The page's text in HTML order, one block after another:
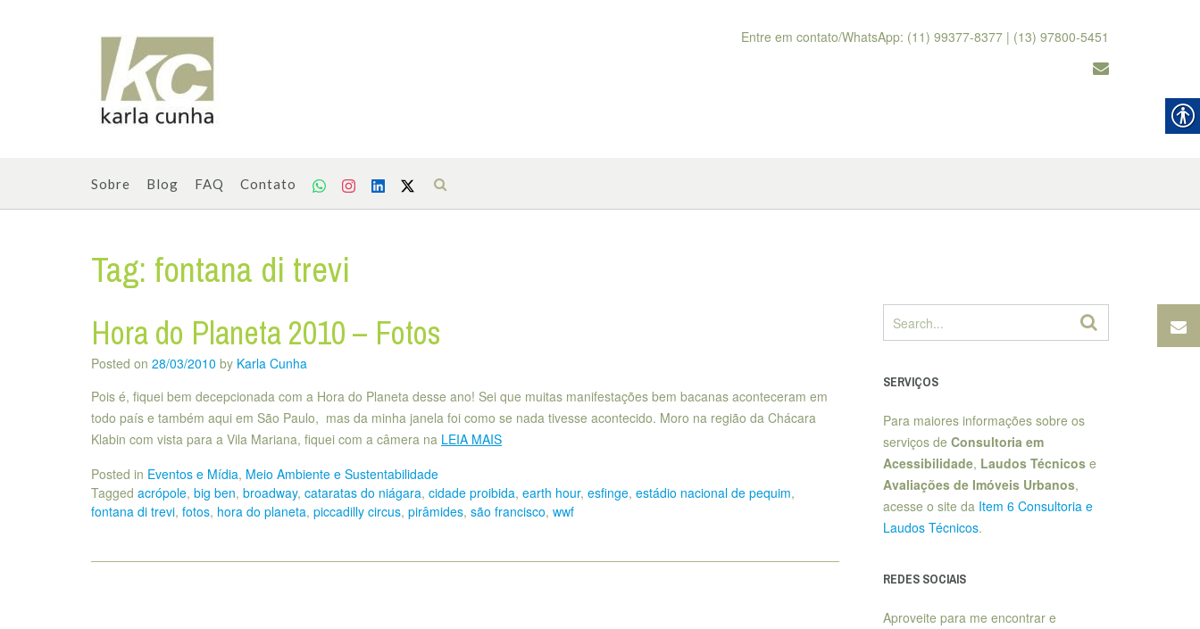
Entre em contato/WhatsApp: (11) 99377-8377 | (13) 97800-5451
Sobre Blog FAQ Contato
Tag: fontana di trevi
Hora do Planeta 2010 – Fotos
Posted on 28/03/2010 by Karla Cunha
Pois é, fiquei bem decepcionada com a Hora do Planeta desse ano! Sei que muitas manifestações bem bacanas aconteceram em
todo país e também aqui em São Paulo, mas da minha janela foi como se nada tivesse acontecido. Moro na região da Chácara
Klabin com vista para a Vila Mariana, fiquei com a câmera na LEIA MAIS
Posted in Eventos e Mídia, Meio Ambiente e Sustentabilidade
Tagged acrópole, big ben, broadway, cataratas do niágara, cidade proibida, earth hour, esfinge, estádio nacional de pequim,
fontana di trevi, fotos, hora do planeta, piccadilly circus, pirâmides, são francisco, wwf
SERVIÇOS
Para maiores informações sobre os
serviços de Consultoria em
Acessibilidade, Laudos Técnicose
Avaliações de Imóveis Urbanos,
acesse o site da Item 6 Consultoria e
Laudos Técnicos.
REDES SOCIAIS
Aproveite para me encontrar e